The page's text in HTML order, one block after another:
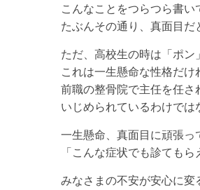
こんなことをつらつら書い
たぶんその通り、真面目だ
ただ、高校生の時は「ポン
これは一生懸命な性格だけ
前職の整骨院で主任を任さ
いじめられているわけでは
一生懸命、真面目に頑張っ
「こんな症状でも診ても
みなさまの不安が安心に変